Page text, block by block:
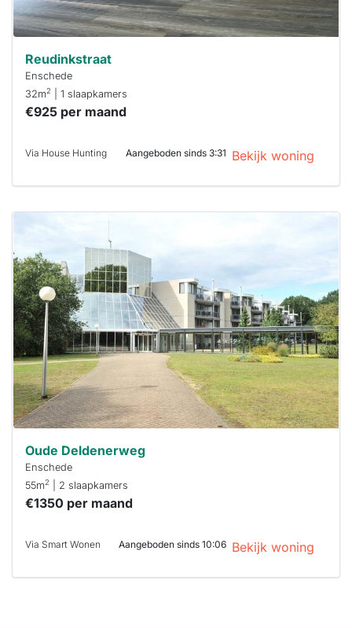
Reudinkstraat
Enschede
32m2 | 1 slaapkamers
€925 per maand
Via House Hunting Aangeboden sinds 3:31 Bekijk woning
al verhuurd
Om kans te
maken moet je
binnen 15
minuten
reageren.
Stekkies helpt
je hierbij!
Oude Deldenerweg
Enschede
55m2 | 2 slaapkamers
€1350 per maand
Via Smart Wonen Aangeboden sinds 10:06 Bekijk woning